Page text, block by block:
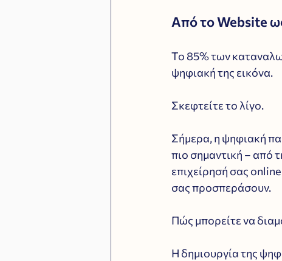
Από το Website
Το 85% των
ψηφιακή της εικόνα.
Σκεφτείτε το λίγο.
Σήμερα, η ψηφιακή
πιο σημαντική – από
επιχείρησή σας
σας προσπεράσουν.
Πώς μπορείτε να
Η δημιουργία της